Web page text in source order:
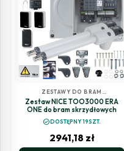
ZESTAWY DO BRAM
SKRZYDŁOWYCH
Zestaw NICE TOO3000 ERA
ONE do bram skrzydłowych
check_circleDOSTĘPNY 19SZT.
2941,18 zł